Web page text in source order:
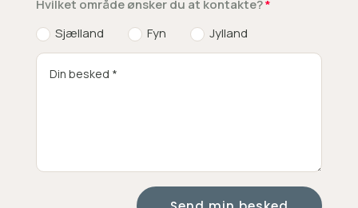
Hvilket område ønsker du at kontakte?
Sjælland
Fyn Jylland